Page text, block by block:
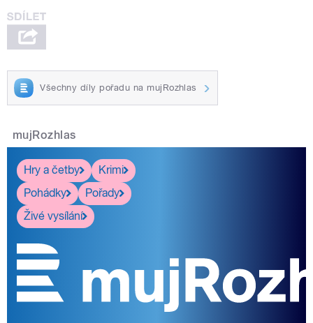
Všechny díly pořadu na mujRozhlas
mujRozhlas
Hry a četby
Krimi
Pohádky
Pořady
Živé vysílání